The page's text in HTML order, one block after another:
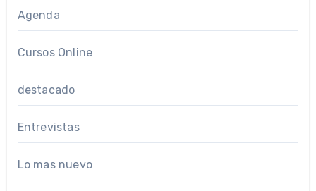
Agenda
Cursos Online
destacado
Entrevistas
Lo mas nuevo